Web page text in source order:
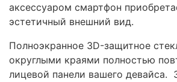
аксессуаром смартфон
эстетичный внешний вид.
Полноэкранное 3D-защитное
округлыми краями полностью
лицевой панели вашего девайса.